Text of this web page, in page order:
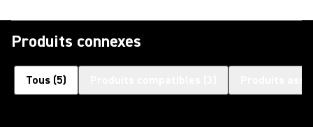
Produits connexes
Tous (5)